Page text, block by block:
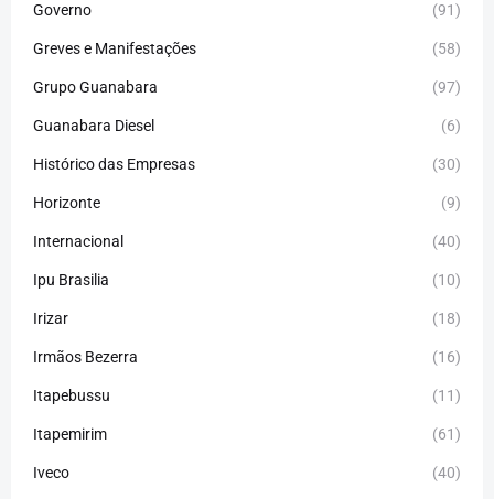
Governo (91)
Greves e Manifestações (58)
Grupo Guanabara (97)
Guanabara Diesel (6)
Histórico das Empresas (30)
Horizonte (9)
Internacional (40)
Ipu Brasilia (10)
Irizar (18)
Irmãos Bezerra (16)
Itapebussu (11)
Itapemirim (61)
Iveco (40)